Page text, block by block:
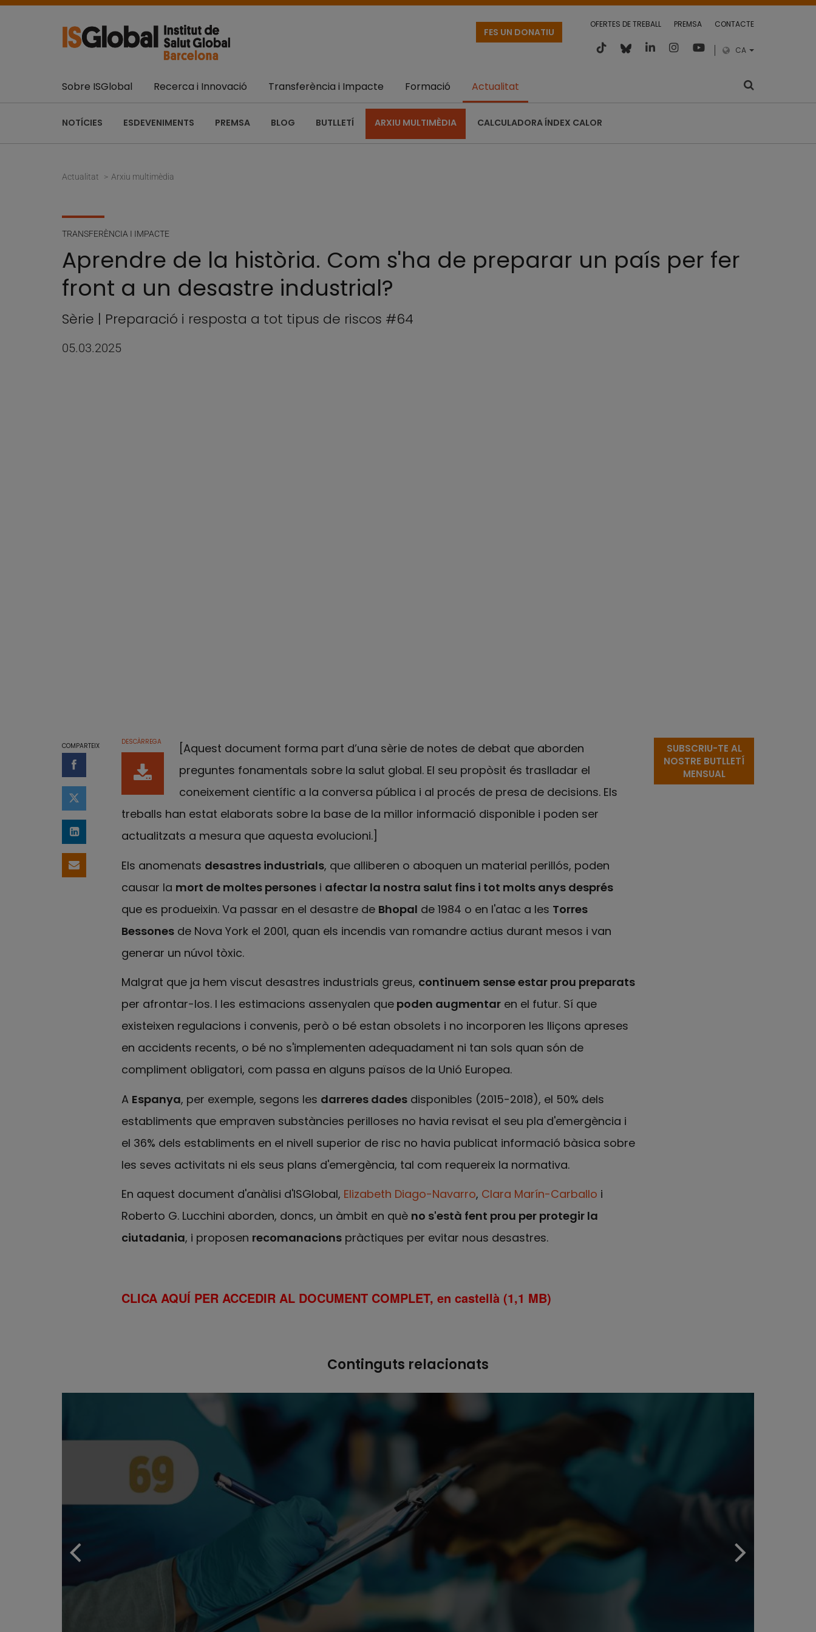
OFERTES DE TREBALL PREMSA CONTACTE
CA
FES UN DONATIU
Sobre ISGlobal Recerca i Innovació Transferència i Impacte Formació Actualitat
NOTÍCIES ESDEVENIMENTS PREMSA BLOG BUTLLETÍ ARXIU MULTIMÈDIA CALCULADORA ÍNDEX CALOR
Actualitat Arxiu multimèdia
TRANSFERÈNCIA I IMPACTE
Aprendre de la història. Com s'ha de preparar un país per fer
front a un desastre industrial?
Sèrie | Preparació i resposta a tot tipus de riscos #64
05.03.2025
COMPARTEIX
Compartir a Facebook
Compartir a Twitter
Comparteix a LinkedIn
Comparteix per email
DESCÀRREGA
[Aquest document forma part d’una sèrie de notes de debat que aborden
preguntes fonamentals sobre la salut global. El seu propòsit és traslladar el
coneixement científic a la conversa pública i al procés de presa de decisions. Els
treballs han estat elaborats sobre la base de la millor informació disponible i poden ser
actualitzats a mesura que aquesta evolucioni.]
Els anomenats desastres industrials, que alliberen o aboquen un material perillós, poden
causar la mort de moltes personesi afectar la nostra salut fins i tot molts anys després
que es produeixin. Va passar en el desastre de Bhopal de 1984 o en l'atac a les Torres
Bessonesde Nova York el 2001, quan els incendis van romandre actius durant mesos i van
generar un núvol tòxic.
Malgrat que ja hem viscut desastres industrials greus, continuem sense estar prou preparats
per afrontar-los. I les estimacions assenyalen quepoden augmentaren el futur. Sí que
existeixen regulacions i convenis, però o bé estan obsolets i no incorporen les lliçons apreses
en accidents recents, o bé no s'implementen adequadament ni tan sols quan són de
compliment obligatori, com passa en alguns països de la Unió Europea.
A Espanya, per exemple, segons les darreres dadesdisponibles (2015-2018), el 50% dels
establiments que empraven substàncies perilloses no havia revisat el seu pla d'emergència i
el 36% dels establiments en el nivell superior de risc no havia publicat informació bàsica sobre
les seves activitats ni els seus plans d'emergència, tal com requereix la normativa.
En aquest document d'anàlisi d'ISGlobal, Elizabeth Diago-Navarro, Clara Marín-Carballo i
Roberto G. Lucchini aborden, doncs, un àmbit en què no s'està fent prou per protegir la
ciutadania, i proposen recomanacionspràctiques per evitar nous desastres.
CLICA AQUÍ PER ACCEDIR AL DOCUMENT COMPLET, en castellà (1,1 MB)
SUBSCRIU-TE AL
NOSTRE BUTLLETÍ
MENSUAL
Continguts relacionats